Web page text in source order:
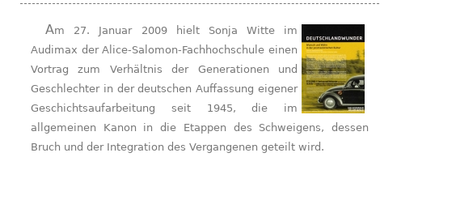
Am 27. Januar 2009 hielt Sonja Witte im
Audimax der Alice-Salomon-Fachhochschule einen
Vortrag zum Verhältnis der Generationen und
Geschlechter in der deutschen Auffassung eigener
Geschichtsaufarbeitung seit 1945, die im
allgemeinen Kanon in die Etappen des Schweigens, dessen
Bruch und der Integration des Vergangenen geteilt wird.